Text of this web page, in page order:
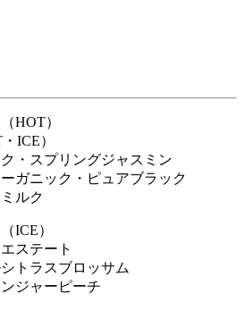
HOT）
ICE）
・スプリングジャスミン
ガニック・ピュアブラック
ルク
ICE）
ステート
トラスブロッサム
ジャーピーチ